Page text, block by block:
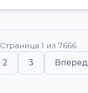
Страница 1 из 7666
2 3 Вперед